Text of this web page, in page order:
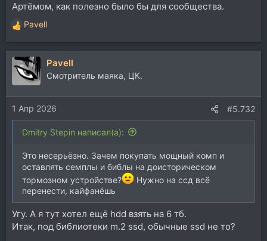
Артёмом, как полезно было бы для сообщества.
Р
е
а
к
и
и
:
Pavell
Pavell
Смотритель маяка, ЦК.
1 Апр 2026 #5.732
Dmitry Stepin написал(а):
Это несерьёзно. Зачем покупать мощный комп и
оставлять семплы и библы на доисторическом
тормозном устройстве?
Нужно на ссд всё
перенести, кайфанёшь
Угу. А я тут хотел ещё hdd взять на 6 тб.
Итак, под библиотеки m.2 ssd, обычные ssd не то?